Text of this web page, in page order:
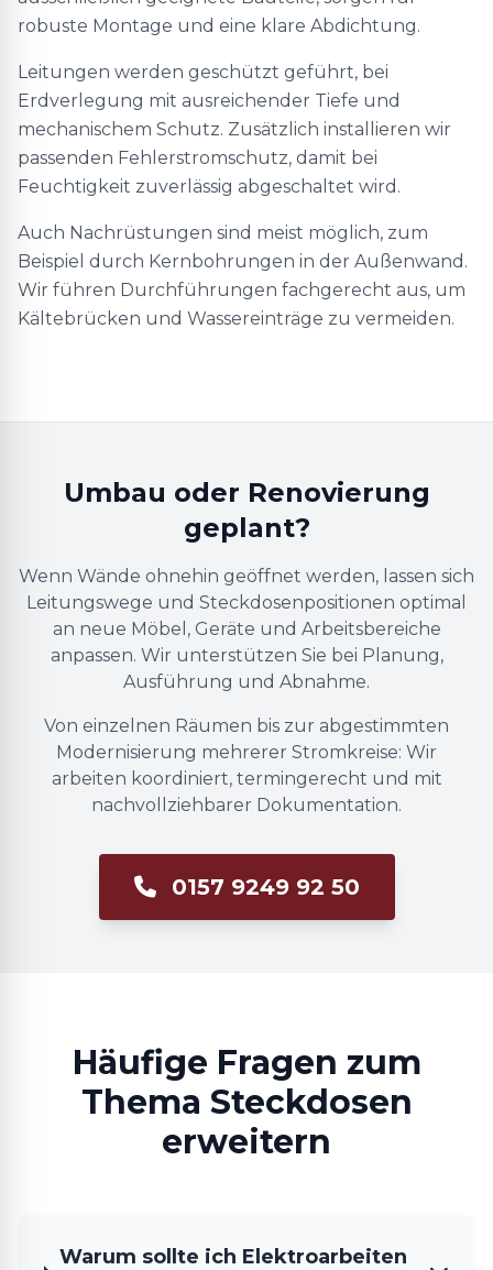
robuste Montage und eine klare Abdichtung.
Leitungen werden geschützt geführt, bei
Erdverlegung mit ausreichender Tiefe und
mechanischem Schutz. Zusätzlich installieren wir
passenden Fehlerstromschutz, damit bei
Feuchtigkeit zuverlässig abgeschaltet wird.
Auch Nachrüstungen sind meist möglich, zum
Beispiel durch Kernbohrungen in der Außenwand.
Wir führen Durchführungen fachgerecht aus, um
Kältebrücken und Wassereinträge zu vermeiden.
Umbau oder Renovierung
geplant?
Wenn Wände ohnehin geöffnet werden, lassen sich
Leitungswege und Steckdosenpositionen optimal
an neue Möbel, Geräte und Arbeitsbereiche
anpassen. Wir unterstützen Sie bei Planung,
Ausführung und Abnahme.
Von einzelnen Räumen bis zur abgestimmten
Modernisierung mehrerer Stromkreise: Wir
arbeiten koordiniert, termingerecht und mit
nachvollziehbarer Dokumentation.
0157 9249 92 50
Häufige Fragen zum
Thema Steckdosen
erweitern
Warum sollte ich Elektroarbeiten